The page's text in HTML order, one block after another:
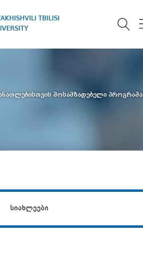
TBILISI
მოსამზადებელი პროგრამა
სიახლეები